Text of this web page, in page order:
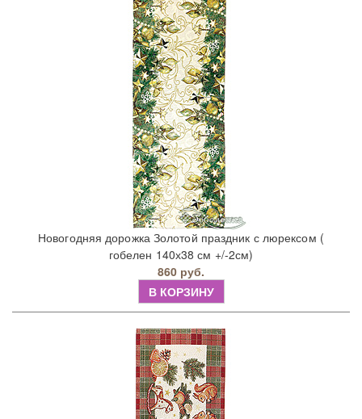
Новогодняя дорожка Золотой праздник с люрексом (
гобелен 140х38 см +/-2см)
860 руб.
В КОРЗИНУ